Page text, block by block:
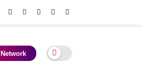
Network